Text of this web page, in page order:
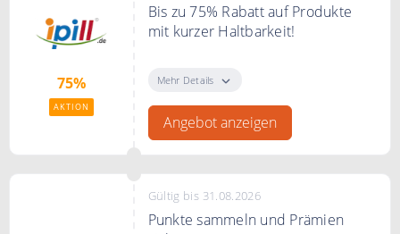
75%
AKTION
Bis zu 75% Rabatt auf Produkte
mit kurzer Haltbarkeit!
Produkte mit kurzer Haltbarkeit!
Mehr Details
Angebot anzeigen
Gültig bis 31.08.2026
Punkte sammeln und Prämien